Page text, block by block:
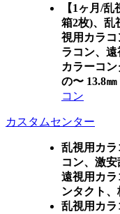
【1ヶ月/
箱2枚)、乱
視用カラ
ラコン、
カラーコ
の〜 13.8
コン
カスタムセンター
乱視用カラ
コン、激安
遠視用カラ
ンタクト
乱視用カラ